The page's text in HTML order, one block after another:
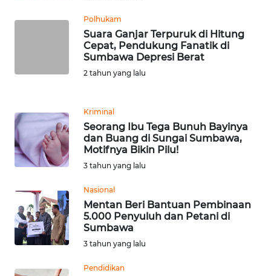
Polhukam
Suara Ganjar Terpuruk di Hitung
Cepat, Pendukung Fanatik di
Sumbawa Depresi Berat
2 tahun yang lalu
Kriminal
Seorang Ibu Tega Bunuh Bayinya
dan Buang di Sungai Sumbawa,
Motifnya Bikin Pilu!
3 tahun yang lalu
Nasional
Mentan Beri Bantuan Pembinaan
5.000 Penyuluh dan Petani di
Sumbawa
3 tahun yang lalu
Pendidikan
WN
WN
NTT
WN
WN
PAPUA
PAPUA